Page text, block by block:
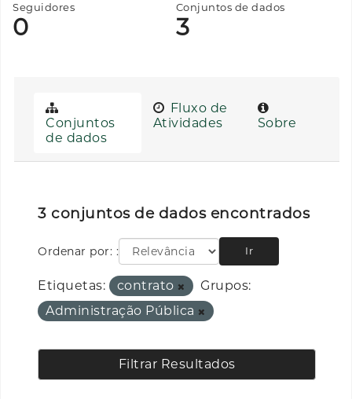
Seguidores
0
Conjuntos de dados
3
Conjuntos
de dados
Fluxo de
Atividades
Sobre
3 conjuntos de dados encontrados
Ordenar por: Ir
Etiquetas: contrato
Grupos:
Administração Pública
Filtrar Resultados